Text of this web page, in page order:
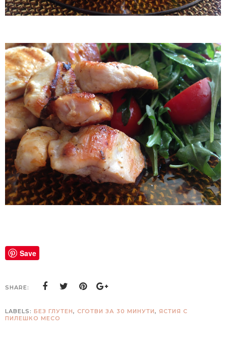
Save
SHARE:
LABELS: БЕЗ ГЛУТЕН, СГОТВИ ЗА 30 МИНУТИ, ЯСТИЯ С
ПИЛЕШКО МЕСО